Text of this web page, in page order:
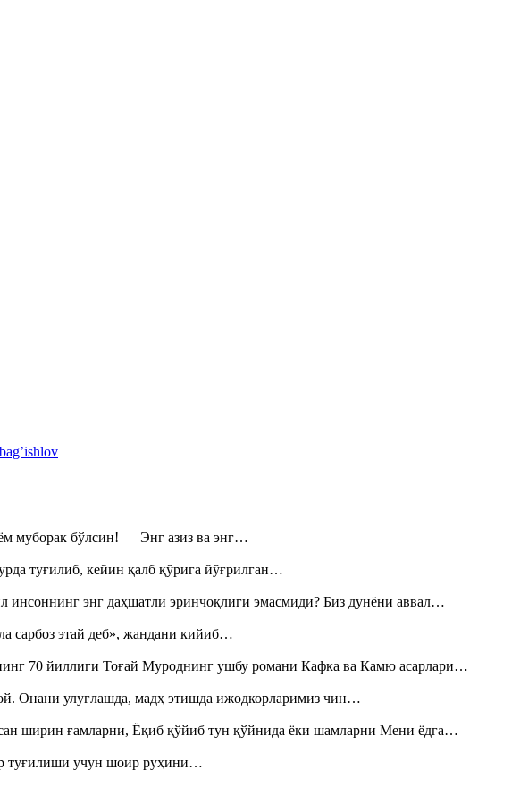
муборак бўлсин! Энг азиз ва энг…
туғилиб, кейин қалб қўрига йўғрилган…
энг даҳшатли эринчоқлиги эмасмиди? Биз дунёни аввал…
этай деб», жандани кийиб…
70 йиллиги Тоғай Муроднинг ушбу романи Кафка ва Камю асарлари…
Онани улуғлашда, мадҳ этишда ижодкорларимиз чин…
ширин ғамларни, Ёқиб қўйиб тун қўйнида ёки шамларни Мени ёдга…
туғилиши учун шоир руҳини…